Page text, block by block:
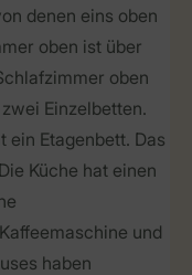
denen eins oben
oben ist über
oben
Einzelbetten.
ein Etagenbett. Das
Küche hat einen
und
haben